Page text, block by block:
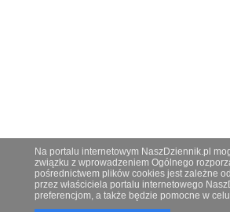
Na portalu internetowym NaszDziennik.pl
związku z wprowadzeniem Ogólnego
pośrednictwem plików cookies jest zależne
przez właściciela portalu internetowego
preferencjom, a także będzie pomocne w